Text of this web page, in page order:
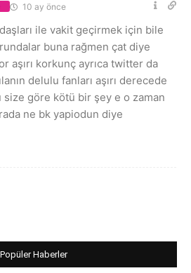
10 ay önce
ile vakit geçirmek için bile
buna rağmen çat diye
aşırı korkunç ayrıca twitter da
delulu fanları aşırı derecede
size göre kötü bir şey e o zaman
ne bk yapiodun diye
Popüler Haberler